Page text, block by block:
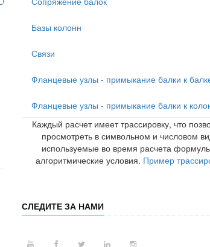
Базы колонн
Связи
Фланцевые узлы - примыкание балки к
Фланцевые узлы - примыкание балки к
Каждый расчет имеет трассировку, что
просмотреть в символьном и числовом
используемые во время расчета
алгоритмические условия. Пример
СЛЕДИТЕ ЗА НАМИ